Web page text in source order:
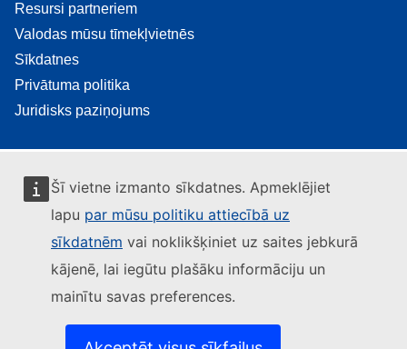
Šī vietne izmanto sīkdatnes. Apmeklējiet
lapu par mūsu politiku attiecībā uz
sīkdatnēm vai noklikšķiniet uz saites jebkurā
kājenē, lai iegūtu plašāku informāciju un
mainītu savas preferences.
Resursi partneriem
Valodas mūsu tīmekļvietnēs
Sīkdatnes
Privātuma politika
Juridisks paziņojums